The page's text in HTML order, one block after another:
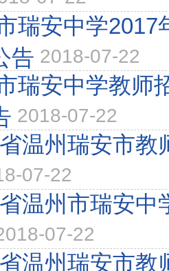
瑞安中学2017
告 2018-07-22
瑞安中学教师
2018-07-22
温州瑞安市教
07-22
温州市瑞安中
07-22
温州瑞安市教